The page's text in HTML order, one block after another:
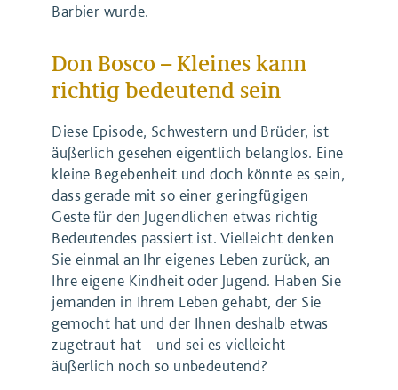
Barbier wurde.
Don Bosco – Kleines kann
richtig bedeutend sein
Diese Episode, Schwestern und Brüder, ist
äußerlich gesehen eigentlich belanglos. Eine
kleine Begebenheit und doch könnte es sein,
dass gerade mit so einer geringfügigen
Geste für den Jugendlichen etwas richtig
Bedeutendes passiert ist. Vielleicht denken
Sie einmal an Ihr eigenes Leben zurück, an
Ihre eigene Kindheit oder Jugend. Haben Sie
jemanden in Ihrem Leben gehabt, der Sie
gemocht hat und der Ihnen deshalb etwas
zugetraut hat – und sei es vielleicht
äußerlich noch so unbedeutend?